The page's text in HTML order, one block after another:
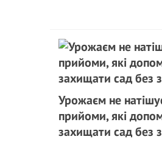
Урожаєм не
прийоми, які
захищати сад без